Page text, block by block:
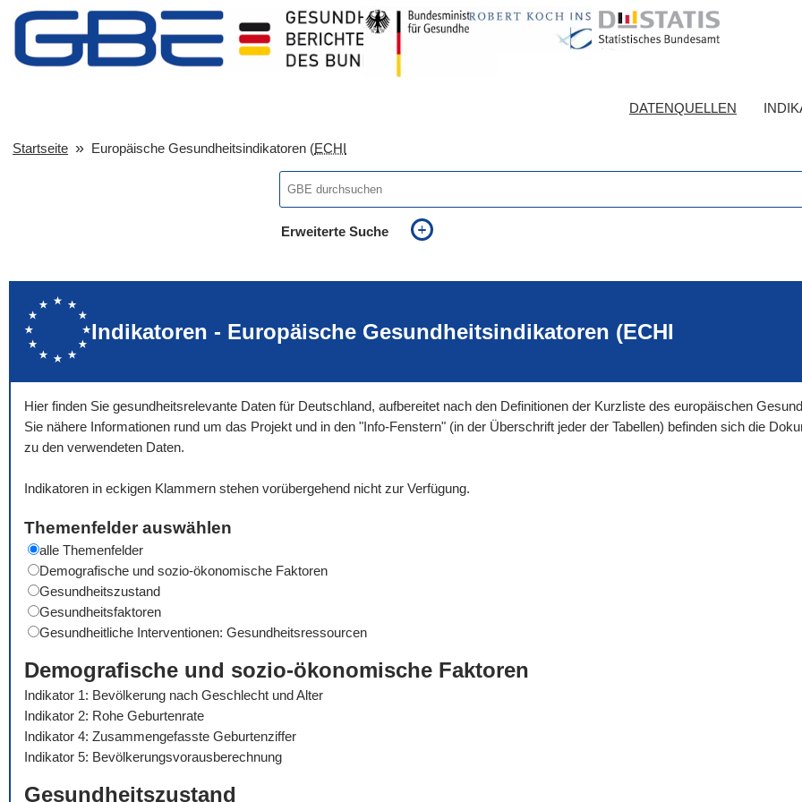
DATENQUELLEN
Startseite Europäische Gesundheitsindikatoren (ECHI
Erweiterte Suche
Indikatoren - Europäische Gesundheitsindikatoren (ECHI
Hier finden Sie gesundheitsrelevante Daten für Deutschland, aufbereitet nach den Definitionen der Kurzliste des europäischen
Sie nähere Informationen rund um das Projekt und in den "Info-Fenstern" (in der Überschrift jeder der Tabellen) befinden sich die
zu den verwendeten Daten.
Indikatoren in eckigen Klammern stehen vorübergehend nicht zur Verfügung.
Themenfelder auswählen
alle Themenfelder
Demografische und sozio-ökonomische Faktoren
Gesundheitszustand
Gesundheitsfaktoren
Gesundheitliche Interventionen: Gesundheitsressourcen
Demografische und sozio-ökonomische Faktoren
Indikator 1: Bevölkerung nach Geschlecht und Alter
Indikator 2: Rohe Geburtenrate
Indikator 4: Zusammengefasste Geburtenziffer
Indikator 5: Bevölkerungsvorausberechnung
Gesundheitszustand